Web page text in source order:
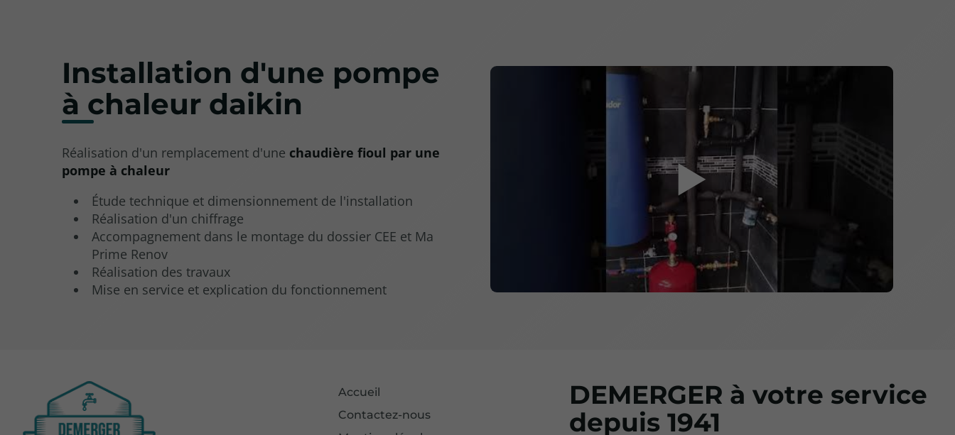
Installation d'une pompe
à chaleur daikin
Réalisation d'un remplacement d'une chaudière fioul par une
pompe à chaleur
Étude technique et dimensionnement de l'installation
Réalisation d'un chiffrage
Accompagnement dans le montage du dossier CEE et Ma
Prime Renov
Réalisation des travaux
Mise en service et explication du fonctionnement
▶
Accueil
Contactez-nous
DEMERGER à votre service
depuis 1941